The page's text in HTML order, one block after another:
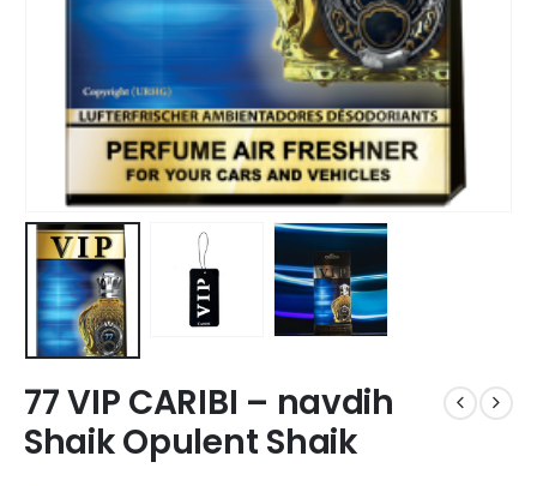
77 VIP CARIBI – navdih
Shaik Opulent Shaik